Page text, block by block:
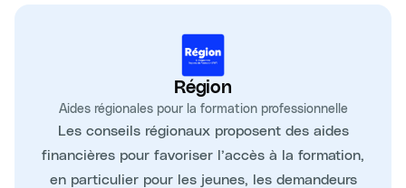
Région
Aides régionales pour la formation professionnelle
Les conseils régionaux proposent des aides
financières pour favoriser l’accès à la formation,
en particulier pour les jeunes, les demandeurs